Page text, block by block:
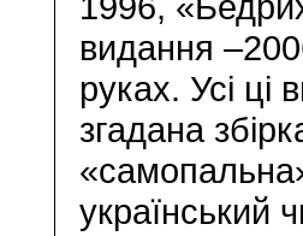
видання
руках. Усі ці
згадана
український